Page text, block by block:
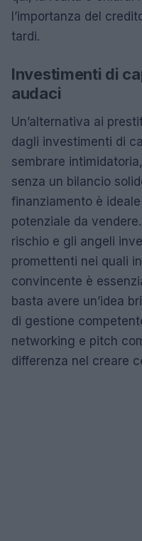
l’importanza del
tardi.
Investimenti di
audaci
Un’alternativa ai
dagli investimenti di
sembrare
senza un bilancio
finanziamento è
potenziale da
rischio e gli angeli
promettenti nei quali
convincente è
basta avere un’idea
di gestione
networking e pitch
differenza nel creare